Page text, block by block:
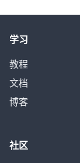
学习
教程
文档
博客
社区